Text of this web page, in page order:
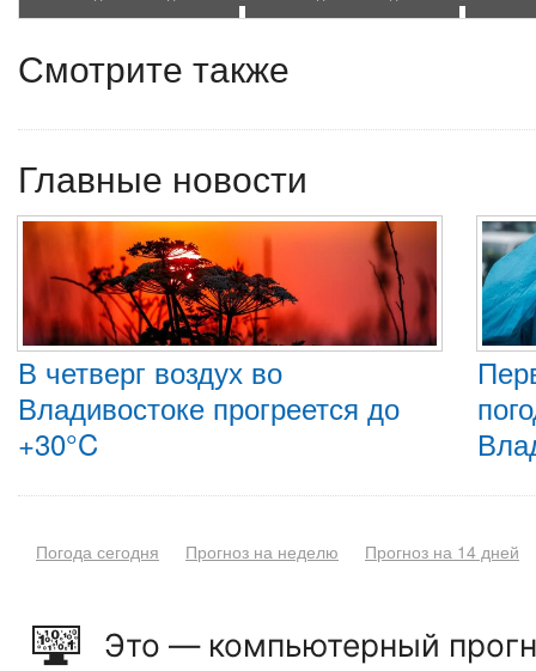
Смотрите также
Главные новости
В четверг воздух во
Владивостоке прогреется до
+30°C
Погода сегодня Прогноз на неделю Прогноз на 14 дней
Это — компьютерный